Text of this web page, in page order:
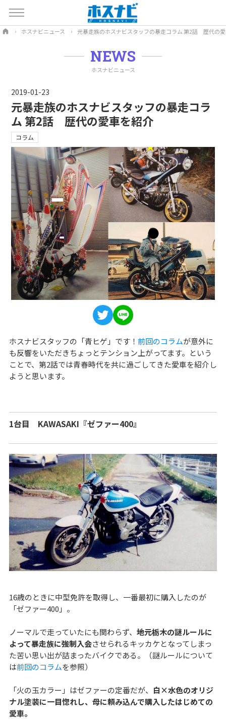
ホスナビニュース 元暴走族のホスナビスタッフの暴走コラム 第2話 歴代の
NEWS
ホスナビニュース
2019-01-23
元暴走族のホスナビスタッフの暴走コラ
ム 第2話 歴代の愛車を紹介
コラム
ホスナビスタッフの「青ヒゲ」です！ 前回のコラムが意外に
も反響をいただきちょっとテンション上がってます。という
ことで、第2話では青春時代を共に過ごしてきた愛車を紹介し
ようと思います。
1台目 KAWASAKI『ゼファー400』
16歳のときに中型免許を取得し、一番最初に購入したのが
「ゼファー400」。
ノーマルで走っていたにも関わらず、 地元栃木の謎ルールに
よって暴走族に強制入会させられるキッカケとなってしまっ
た苦い思い出が詰まったバイクである。（謎ルールについて
は前回のコラムを参照）
「火の玉カラー」はゼファーの定番だが、 白×水色のオリジ
ナル塗装に一目惚れし、母に頼み込んで購入したはじめての
愛車。